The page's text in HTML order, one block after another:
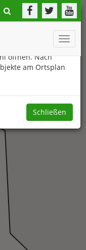
Toggle
durch Anklicken
öffnen. Nach
am Ortsplan
Schließen